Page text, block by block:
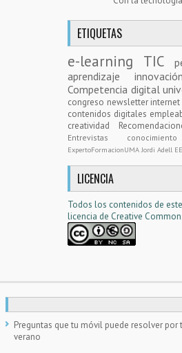
ETIQUETAS
e-learning TIC
aprendizaje
Competencia digital
congreso newsletter internet
contenidos digitales
creatividad
Entrevistas
ExpertoFormacionUMA Jordi Adell
LICENCIA
Todos los contenidos de
licencia de Creative
Preguntas que tu móvil puede resolver por
verano